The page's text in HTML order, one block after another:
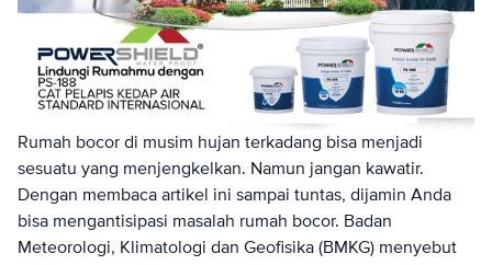
Rumah bocor di musim hujan terkadang bisa menjadi
sesuatu yang menjengkelkan. Namun jangan kawatir.
Dengan membaca artikel ini sampai tuntas, dijamin Anda
bisa mengantisipasi masalah rumah bocor. Badan
Meteorologi, Klimatologi dan Geofisika (BMKG) menyebut